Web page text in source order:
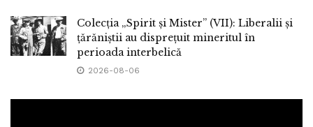
Colecția „Spirit și Mister” (VII): Liberalii și
țărăniștii au disprețuit mineritul în
perioada interbelică
2026-08-06